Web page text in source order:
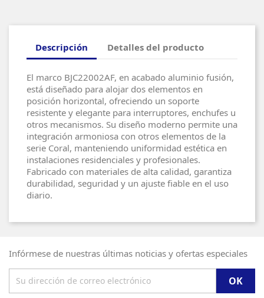
Descripción Detalles del producto
El marco BJC22002AF, en acabado aluminio fusión,
está diseñado para alojar dos elementos en
posición horizontal, ofreciendo un soporte
resistente y elegante para interruptores, enchufes u
otros mecanismos. Su diseño moderno permite una
integración armoniosa con otros elementos de la
serie Coral, manteniendo uniformidad estética en
instalaciones residenciales y profesionales.
Fabricado con materiales de alta calidad, garantiza
durabilidad, seguridad y un ajuste fiable en el uso
diario.
Infórmese de nuestras últimas noticias y ofertas especiales